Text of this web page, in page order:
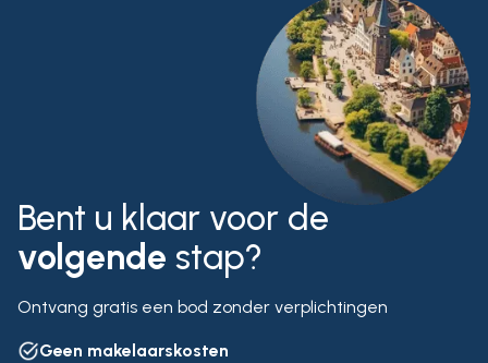
Bent u klaar voor de
volgende stap?
Ontvang gratis een bod zonder verplichtingen
Geen makelaarskosten